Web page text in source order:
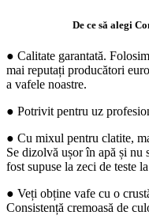
De ce să alegi
● Calitate garantată.
mai reputați producători
a vafele noastre.
● Potrivit pentru uz
● Cu mixul pentru clatite,
Se dizolvă ușor în apă și nu
fost supuse la zeci de teste
● Veți obține vafe cu o
Consistență cremoasă de